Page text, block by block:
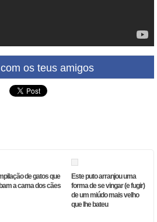
os teus amigos
de gatos que
a cama dos cães
Este puto arranjou uma
forma de se vingar (e fugir)
de um miúdo mais velho
que lhe bateu